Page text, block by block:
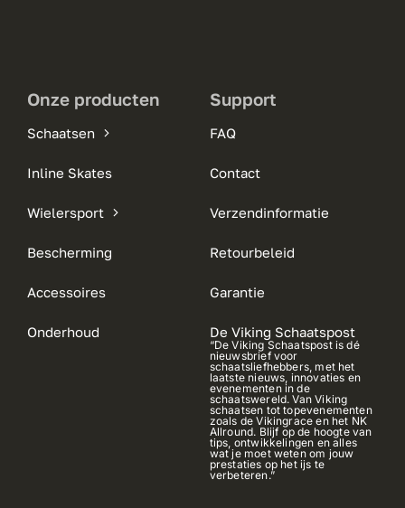
Onze producten
Schaatsen
Inline Skates
Wielersport
Bescherming
Accessoires
Onderhoud
Support
FAQ
Contact
Verzendinformatie
Retourbeleid
Garantie
De Viking Schaatspost
“De Viking Schaatspost is dé
nieuwsbrief voor
schaatsliefhebbers, met het
laatste nieuws, innovaties en
evenementen in de
schaatswereld. Van Viking
schaatsen tot topevenementen
zoals de Vikingrace en het NK
Allround. Blijf op de hoogte van
tips, ontwikkelingen en alles
wat je moet weten om jouw
prestaties op het ijs te
verbeteren.”